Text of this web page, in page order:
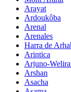
Arayat
Ardoukôba
Arenal
Arenales
Harra de
Arintica
Arjuno-
Arshan
Asacha